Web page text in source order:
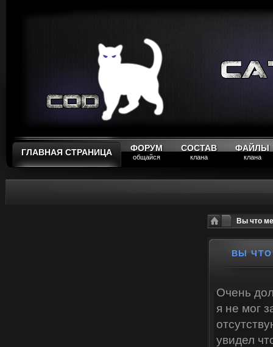
ГЛАВНАЯ СТРАНИЦА ФОРУМ
общайся
СОСТАВ
клана
ФАЙЛЫ
клана
Вы что
ВЫ ЧТО
Очень
я не мог
увидел